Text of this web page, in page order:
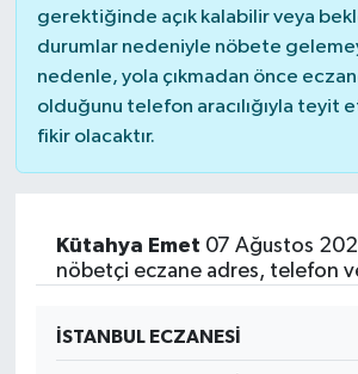
gerektiğinde açık kalabilir veya
durumlar nedeniyle nöbete
nedenle, yola çıkmadan önce
olduğunu telefon aracılığıyla teyit
fikir olacaktır.
Kütahya Emet 07 Ağustos
nöbetçi eczane adres, telefon
İSTANBUL ECZANESİ